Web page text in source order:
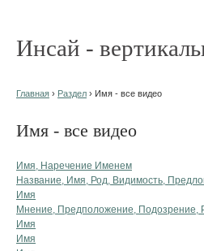
Инсай -
Главная › Раздел › Имя - все видео
Имя - все видео
Имя, Наречение Именем
Название, Имя, Род, Видимость,
Имя
Мнение, Предположение, Подозрение,
Имя
Имя